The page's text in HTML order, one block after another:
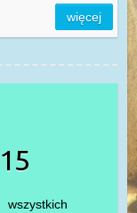
więcej
wszystkich